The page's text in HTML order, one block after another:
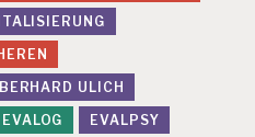
ULICH
EVALOG
EVALPSY